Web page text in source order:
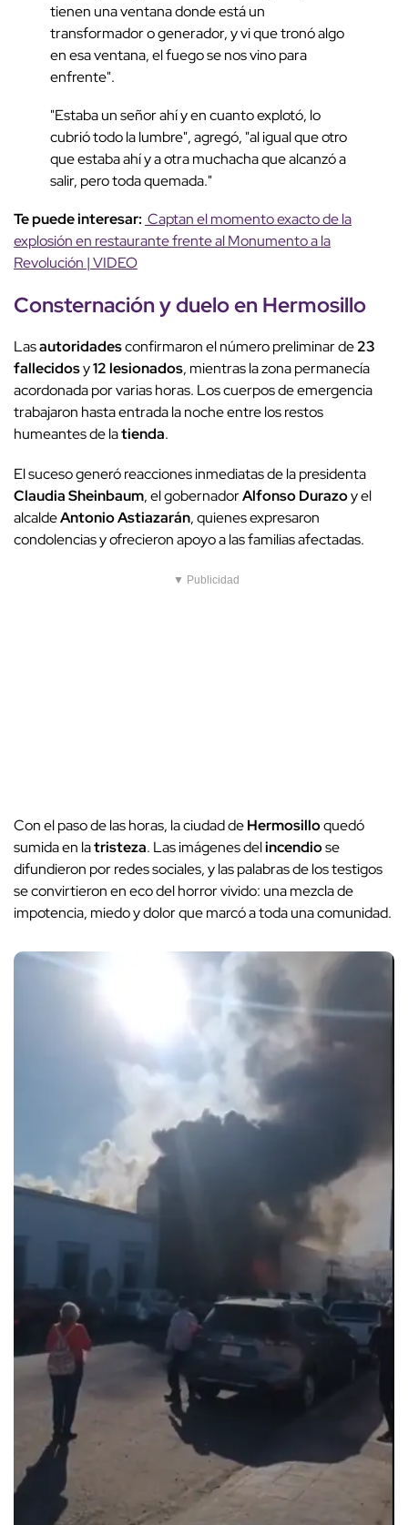
tienen una ventana donde está un
transformador o generador, y vi que tronó algo
en esa ventana, el fuego se nos vino para
enfrente".
"Estaba un señor ahí y en cuanto explotó, lo
cubrió todo la lumbre", agregó, "al igual que otro
que estaba ahí y a otra muchacha que alcanzó a
salir, pero toda quemada."
Te puede interesar: Captan el momento exacto de la
explosión en restaurante frente al Monumento a la
Revolución | VIDEO
Consternación y duelo en Hermosillo
Lasautoridadesconfirmaron el número preliminar de23
fallecidosy12 lesionados, mientras la zona permanecía
acordonada por varias horas. Los cuerpos de emergencia
trabajaron hasta entrada la noche entre los restos
humeantes de latienda.
El suceso generó reacciones inmediatas de la presidenta
Claudia Sheinbaum, el gobernadorAlfonso Durazoy el
alcaldeAntonio Astiazarán, quienes expresaron
condolencias y ofrecieron apoyo a las familias afectadas.
▼ Publicidad
Con el paso de las horas, la ciudad deHermosilloquedó
sumida en latristeza. Las imágenes delincendiose
difundieron por redes sociales, y las palabras de los testigos
se convirtieron en eco del horror vivido: una mezcla de
impotencia, miedo y dolor que marcó a toda una comunidad.